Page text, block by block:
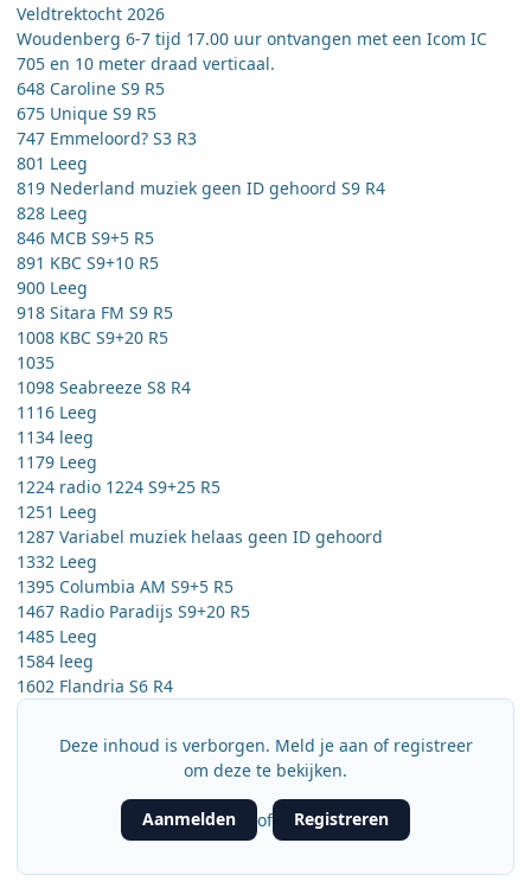
Veldtrektocht 2026
Woudenberg 6-7 tijd 17.00 uur ontvangen met een Icom IC
705 en 10 meter draad verticaal.
648 Caroline S9 R5
675 Unique S9 R5
747 Emmeloord? S3 R3
801 Leeg
819 Nederland muziek geen ID gehoord S9 R4
828 Leeg
846 MCB S9+5 R5
891 KBC S9+10 R5
900 Leeg
918 Sitara FM S9 R5
1008 KBC S9+20 R5
1035
1098 Seabreeze S8 R4
1116 Leeg
1134 leeg
1179 Leeg
1224 radio 1224 S9+25 R5
1251 Leeg
1287 Variabel muziek helaas geen ID gehoord
1332 Leeg
1395 Columbia AM S9+5 R5
1467 Radio Paradijs S9+20 R5
1485 Leeg
1584 leeg
1602 Flandria S6 R4
Deze inhoud is verborgen. Meld je aan of registreer
om deze te bekijken.
Aanmelden of Registreren